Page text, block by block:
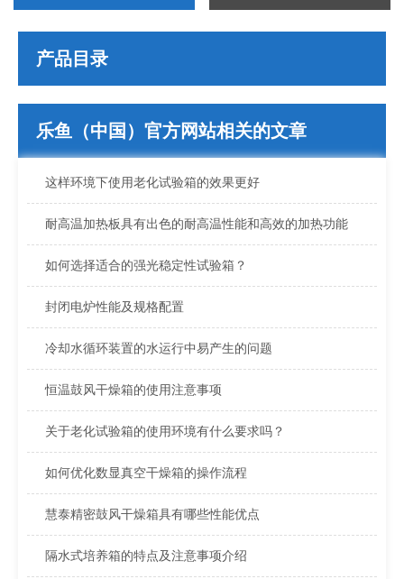
产品目录
乐鱼（中国）官方网站相关的文章
这样环境下使用老化试验箱的效果更好
耐高温加热板具有出色的耐高温性能和高效的加热功能
如何选择适合的强光稳定性试验箱？
封闭电炉性能及规格配置
冷却水循环装置的水运行中易产生的问题
恒温鼓风干燥箱的使用注意事项
关于老化试验箱的使用环境有什么要求吗？
如何优化数显真空干燥箱的操作流程
慧泰精密鼓风干燥箱具有哪些性能优点
隔水式培养箱的特点及注意事项介绍